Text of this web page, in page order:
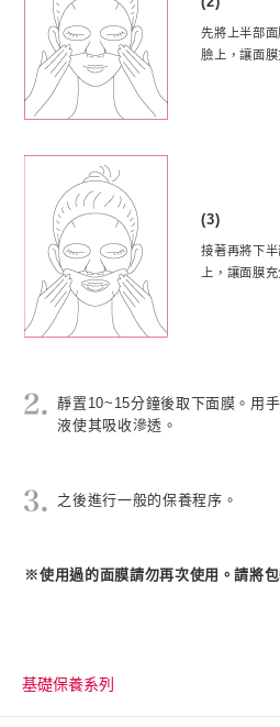
先將上半部
臉上，讓面膜
(3)
接著再將下
上，讓面膜
靜置10~15分鐘後取下面膜。用
液使其吸收滲透。
之後進行一般的保養程序。
※使用過的面膜請勿再次使用。請將
基礎保養系列